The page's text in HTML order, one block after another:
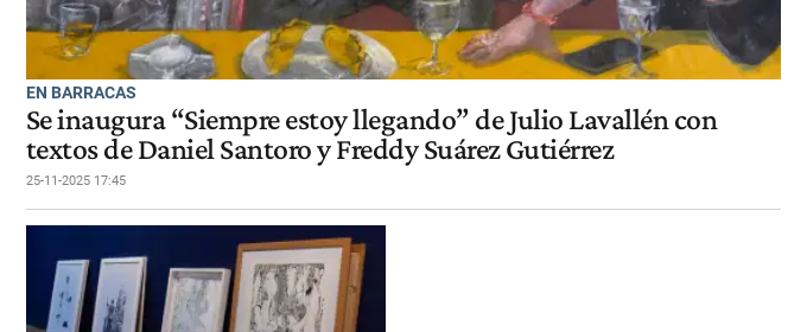
EN BARRACAS
Se inaugura “Siempre estoy llegando” de Julio Lavallén con
textos de Daniel Santoro y Freddy Suárez Gutiérrez
25-11-2025 17:45